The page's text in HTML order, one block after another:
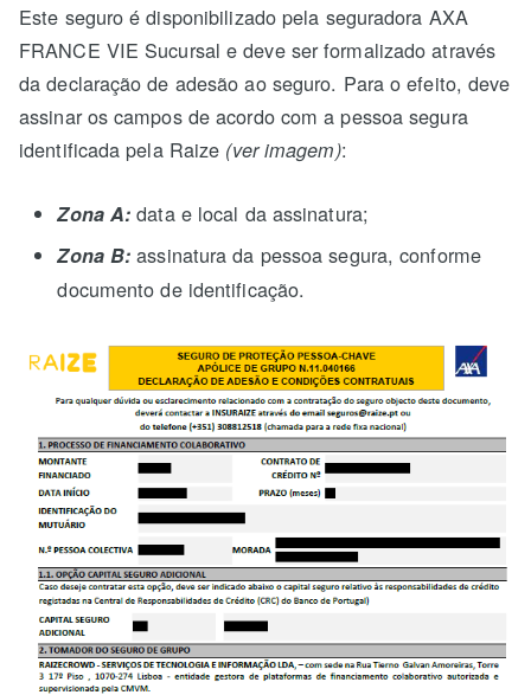
Este seguro é disponibilizado pela seguradora AXA
FRANCE VIE Sucursal e deve ser formalizado através
da declaração de adesão ao seguro. Para o efeito, deve
assinar os campos de acordo com a pessoa segura
identificada pela Raize (ver imagem):
Zona A: data e local da assinatura;
Zona B: assinatura da pessoa segura, conforme
documento de identificação.